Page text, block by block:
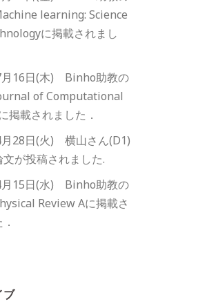
learning: Science
に掲載されまし
月16日(木) Binho助教の
of Computational
掲載されました．
28日(火) 横山さん(D1)
が投稿されました.
月15日(水) Binho助教の
Review Aに掲載さ
ブ